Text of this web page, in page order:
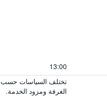
13:00
تختلف السياسات حسب
الغرفة ومزود الخدمة.